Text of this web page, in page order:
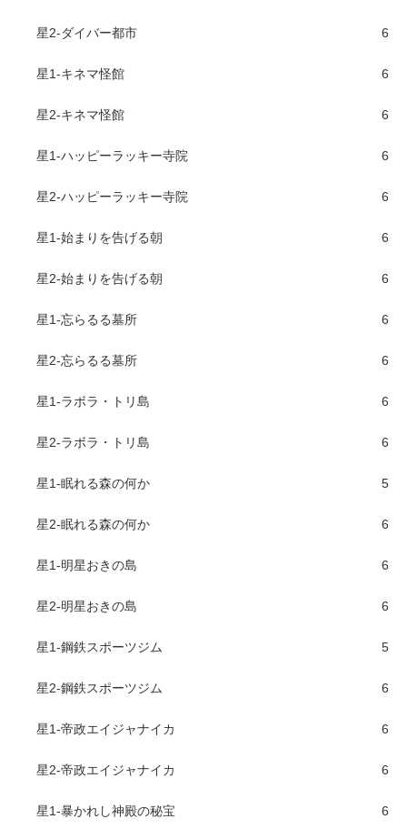
星2-ダイバー都市 6
星1-キネマ怪館 6
星2-キネマ怪館 6
星1-ハッピーラッキー寺院 6
星2-ハッピーラッキー寺院 6
星1-始まりを告げる朝 6
星2-始まりを告げる朝 6
星1-忘らるる墓所 6
星2-忘らるる墓所 6
星1-ラボラ・トリ島 6
星2-ラボラ・トリ島 6
星1-眠れる森の何か 5
星2-眠れる森の何か 6
星1-明星おきの島 6
星2-明星おきの島 6
星1-鋼鉄スポーツジム 5
星2-鋼鉄スポーツジム 6
星1-帝政エイジャナイカ 6
星2-帝政エイジャナイカ 6
星1-暴かれし神殿の秘宝 6